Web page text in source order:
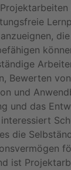
Bewerten
und
und das
die
ist